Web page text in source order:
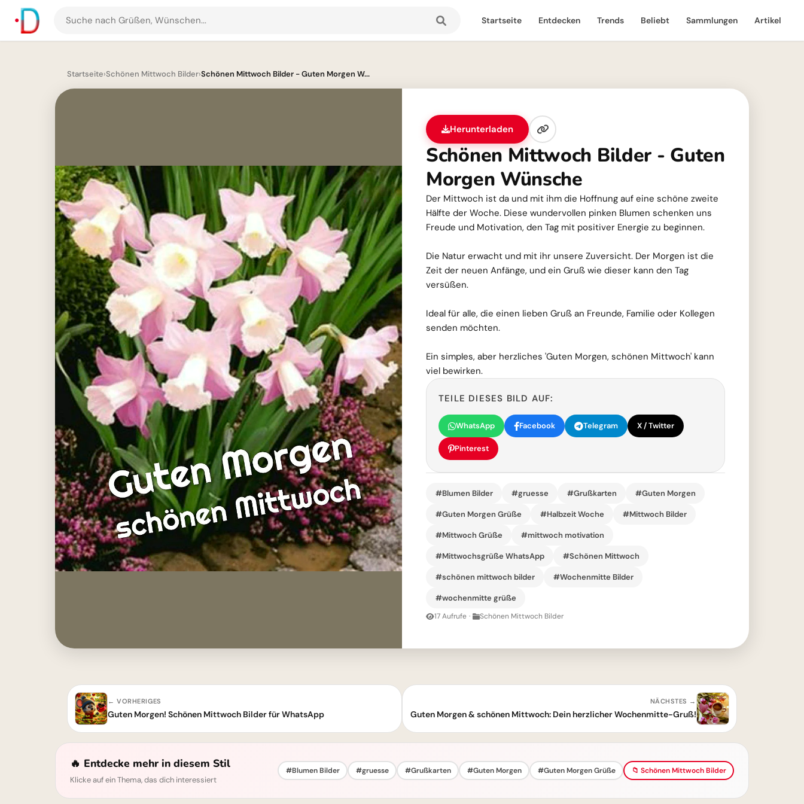
Suche
nach
und
Startseite Entdecken Trends Beliebt Sammlungen Artikel
Startseite›Schönen Mittwoch Bilder›Schönen Mittwoch Bilder - Guten Morgen W...
Herunterladen
Schönen Mittwoch Bilder - Guten
Morgen Wünsche
Der Mittwoch ist da und mit ihm die Hoffnung auf eine schöne zweite
Hälfte der Woche. Diese wundervollen pinken Blumen schenken uns
Freude und Motivation, den Tag mit positiver Energie zu beginnen.
Die Natur erwacht und mit ihr unsere Zuversicht. Der Morgen ist die
Zeit der neuen Anfänge, und ein Gruß wie dieser kann den Tag
versüßen.
Ideal für alle, die einen lieben Gruß an Freunde, Familie oder Kollegen
senden möchten.
Ein simples, aber herzliches 'Guten Morgen, schönen Mittwoch' kann
viel bewirken.
TEILE DIESES BILD AUF:
WhatsApp Facebook Telegram X / Twitter
Pinterest
#Blumen Bilder #gruesse #Grußkarten #Guten Morgen
#Guten Morgen Grüße #Halbzeit Woche #Mittwoch Bilder
#Mittwoch Grüße #mittwoch motivation
#Mittwochsgrüße WhatsApp #Schönen Mittwoch
#schönen mittwoch bilder #Wochenmitte Bilder
#wochenmitte grüße
17 Aufrufe · Schönen Mittwoch Bilder
← VORHERIGES
Guten Morgen! Schönen Mittwoch Bilder für WhatsApp
NÄCHSTES →
Guten Morgen & schönen Mittwoch: Dein herzlicher Wochenmitte-Gruß!
🔥 Entdecke mehr in diesem Stil
Klicke auf ein Thema, das dich interessiert
#Blumen Bilder #gruesse #Grußkarten #Guten Morgen #Guten Morgen Grüße 📁 Schönen Mittwoch Bilder